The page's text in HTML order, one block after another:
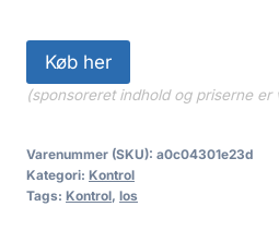
Køb her
(sponsoreret indhold og priserne er
Varenummer (SKU): a0c04301e23d
Kategori: Kontrol
Tags: Kontrol, los